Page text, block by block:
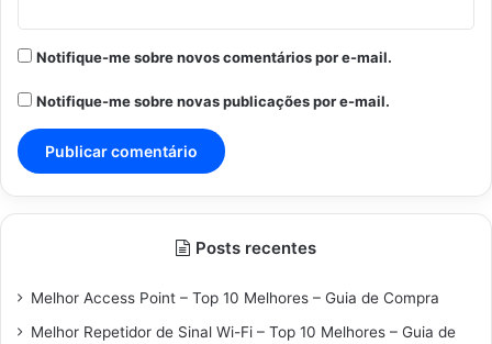
Notifique-me sobre novos comentários por e-mail.
Notifique-me sobre novas publicações por e-mail.
Posts recentes
Melhor Access Point – Top 10 Melhores – Guia de Compra
Melhor Repetidor de Sinal Wi-Fi – Top 10 Melhores – Guia de